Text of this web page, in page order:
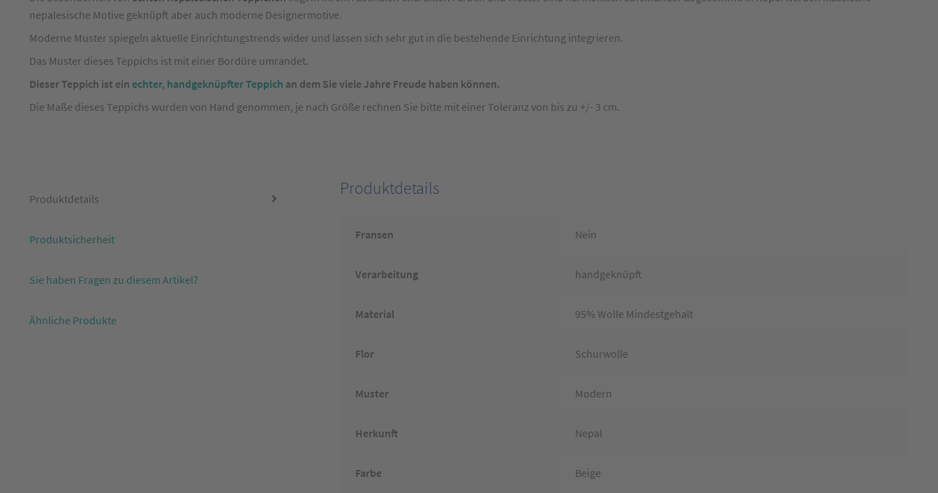
mit
Bordüre
Beige
ca.
70
nepalesische Motive geknüpft aber auch moderne Designermotive.
Moderne Muster spiegeln aktuelle Einrichtungstrends wider und lassen sich sehr gut in die bestehende Einrichtung integrieren.
Das Muster dieses Teppichs ist mit einer Bordüre umrandet.
Dieser Teppich ist ein echter, handgeknüpfter Teppich an dem Sie viele Jahre Freude haben können.
Die Maße dieses Teppichs wurden von Hand genommen, je nach Größe rechnen Sie bitte mit einer Toleranz von bis zu +/- 3 cm.
Produktdetails
Produktsicherheit
Sie haben Fragen zu diesem Artikel?
Ähnliche Produkte
Produktdetails
Fransen Nein
Verarbeitung handgeknüpft
Material 95% Wolle Mindestgehalt
Flor Schurwolle
Muster Modern
Herkunft Nepal
Farbe Beige